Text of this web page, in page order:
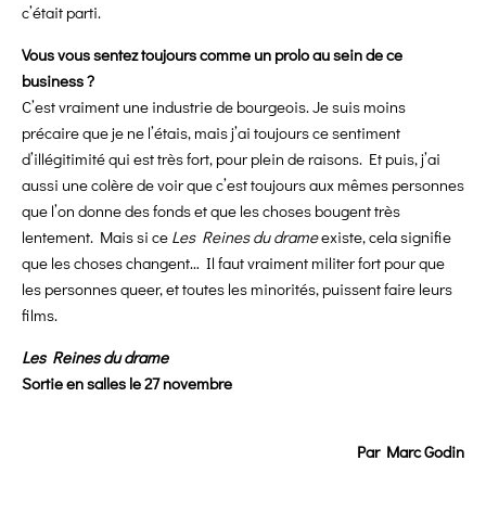
c’était parti.
Vous vous sentez toujours comme un prolo au sein de ce
business ?
C’est vraiment une industrie de bourgeois. Je suis moins
précaire que je ne l’étais, mais j’ai toujours ce sentiment
d’illégitimité qui est très fort, pour plein de raisons. Et puis, j’ai
aussi une colère de voir que c’est toujours aux mêmes personnes
que l’on donne des fonds et que les choses bougent très
lentement. Mais si ce Les Reines du drameexiste, cela signifie
que les choses changent… Il faut vraiment militer fort pour que
les personnes queer, et toutes les minorités, puissent faire leurs
films.
Les Reines du drame
Sortie en salles le 27 novembre
Par Marc Godin